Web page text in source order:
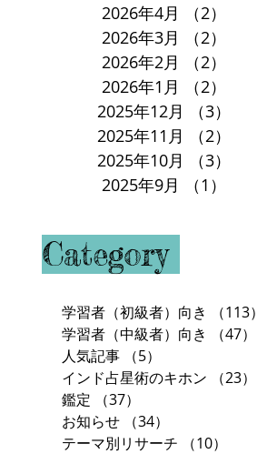
2026年4月
（2）
2026年3月
（2）
2026年2月
（2）
2026年1月
（2）
2025年12月
（3）
2025年11月
（2）
2025年10月
（3）
2025年9月
（1）
Category
学習者（初級者）向き （113）
学習者（中級者）向き
（47）
人気記事
（5）
インド占星術のキホン
（23）
鑑定
（37）
お知らせ
（34）
テーマ別リサーチ
（10）